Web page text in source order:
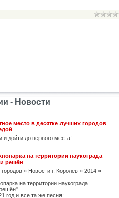
- Новости
место в десятке лучших городов
дойти до первого места!
на территории наукограда
решён
» Новости г. Королёв » 2014 »
на территории наукограда
год и все та же песня: